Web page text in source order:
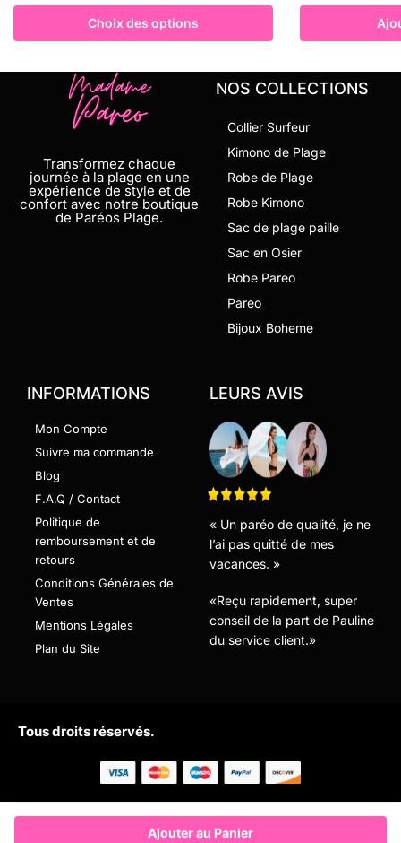
Ajouter au Panier
Choix des options
Transformez chaque
journée à la plage en une
expérience de style et de
confort avec notre boutique
de Paréos Plage.
NOS COLLECTIONS
Collier Surfeur
Kimono de Plage
Robe de Plage
Robe Kimono
Sac de plage paille
Sac en Osier
Robe Pareo
Pareo
Bijoux Boheme
INFORMATIONS
Mon Compte
Suivre ma commande
Blog
F.A.Q / Contact
Politique de
remboursement et de
retours
Conditions Générales de
Ventes
Mentions Légales
Plan du Site
LEURS AVIS
« Un paréo de qualité, je ne
l’ai pas quitté de mes
vacances. »
«Reçu rapidement, super
conseil de la part de Pauline
du service client.»
Tous droits réservés.